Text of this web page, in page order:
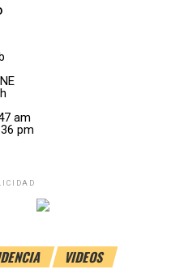
causas que originaron el
de los ocupantes
que la otra persona sufrió
de
eran oriundos de esa
las autoridades no
am
pm
VIDEOS